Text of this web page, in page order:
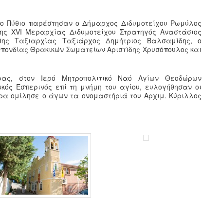
Πύθιο παρέστησαν ο Δήμαρχος Διδυμοτείχου Ρωμύλος
XVI Μεραρχίας Διδυμοτείχου Στρατηγός Αναστάσιος
Ταξιαρχίας Ταξιάρχος Δημήτριος Βαλσαμίδης, ο
Θρακικών Σωματείων Αριστίδης Χρυσόπουλος και
στον Ιερό Μητροπολιτικό Ναό Αγίων Θεοδώρων
Εσπερινός επί τη μνήμη του αγίου, ευλογήθησαν οι
ομίλησε ο άγων τα ονομαστήριά του Αρχιμ. Κύριλλος